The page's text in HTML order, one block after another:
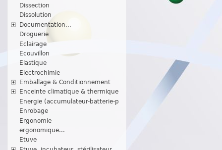
Dissection
Dissolution
Documentation...
Droguerie
Eclairage
Ecouvillon
Elastique
Electrochimie
Emballage & Conditionnement
Enceinte climatique & thermique
Energie (accumulateur-batterie-p
Enrobage
Ergonomie
ergonomique...
Etuve